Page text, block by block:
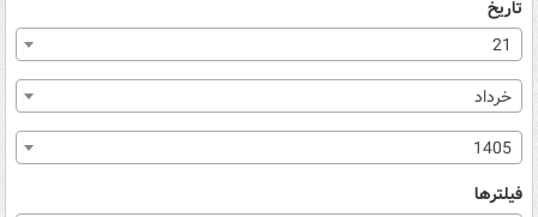
تاریخ
21
خرداد
1405
فیلترها